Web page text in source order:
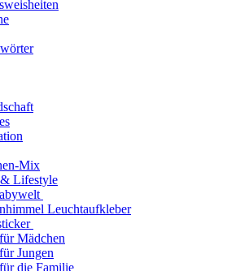
Mix
Lifestyle
Leuchtaufkleber
für Mädchen
für Jungen
für die Familie